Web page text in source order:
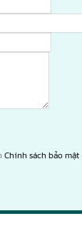
Chính sách bảo mật